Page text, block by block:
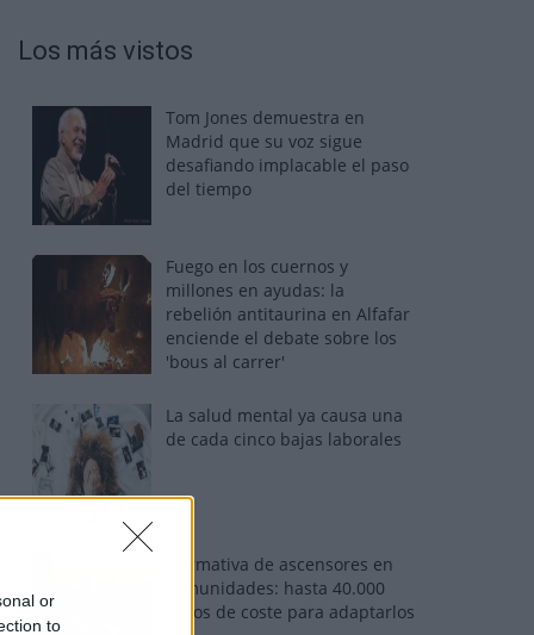
or
to
Los más vistos
Tom Jones demuestra en
Madrid que su voz sigue
desafiando implacable el paso
del tiempo
Fuego en los cuernos y
millones en ayudas: la
rebelión antitaurina en Alfafar
enciende el debate sobre los
'bous al carrer'
La salud mental ya causa una
de cada cinco bajas laborales
Normativa de ascensores en
comunidades: hasta 40.000
euros de coste para adaptarlos